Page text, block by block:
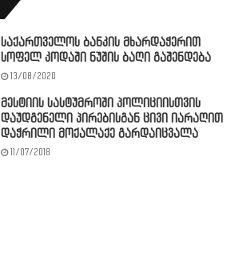
საქართველოს ბანკის მხარდაჭერით
სოფელ კოდაში ნუშის ბაღი გაშენდება
13/08/2020
მესტიის სასტუმროში პოლიციისთვის
დაუდგენელი პირებისგან ცივი იარაღით
დაჭრილი მოქალაქე გარდაიცვალა
11/07/2018